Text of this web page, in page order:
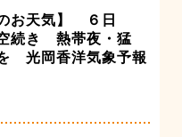
お天気】 ６日
続き 熱帯夜・猛
光岡香洋気象予報